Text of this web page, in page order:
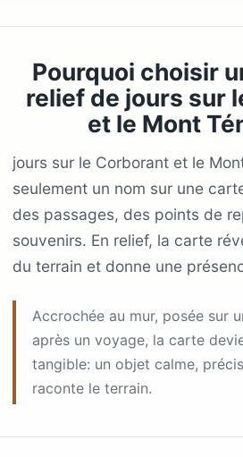
Pourquoi choisir
relief de jours sur
et le Mont
jours sur le Corborant et le
seulement un nom sur une
des passages, des points de
souvenirs. En relief, la carte
du terrain et donne une
Accrochée au mur, posée sur
après un voyage, la carte
tangible: un objet calme,
raconte le terrain.